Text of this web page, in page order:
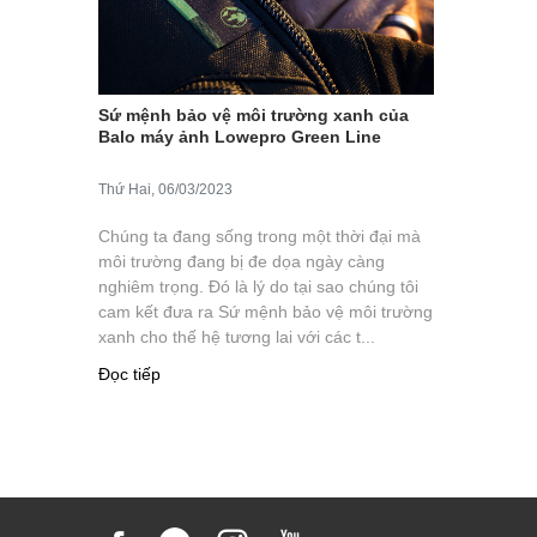
Sứ mệnh bảo vệ môi trường xanh của
Balo máy ảnh Lowepro Green Line
Thứ Hai, 06/03/2023
Chúng ta đang sống trong một thời đại mà
môi trường đang bị đe dọa ngày càng
nghiêm trọng. Đó là lý do tại sao chúng tôi
cam kết đưa ra Sứ mệnh bảo vệ môi trường
xanh cho thế hệ tương lai với các t...
Đọc tiếp